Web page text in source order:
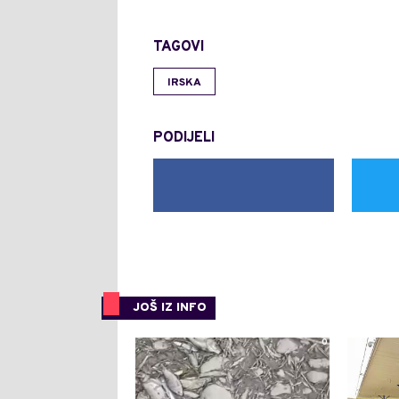
TAGOVI
IRSKA
PODIJELI
JOŠ IZ INFO
0